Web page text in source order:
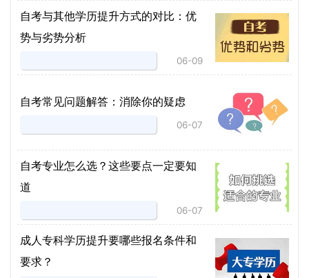
自考与其他学历提升方式的对比：优
势与劣势分析
06-09
自考常见问题解答：消除你的疑虑
06-07
自考专业怎么选？这些要点一定要知
道
06-07
成人专科学历提升要哪些报名条件和
要求？